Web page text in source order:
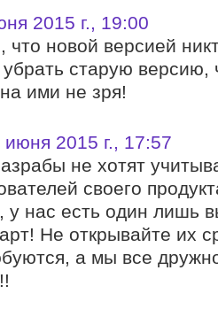
2015 г., 19:00
новой версией
старую версию,
ими не зря!
июня 2015 г., 17:57
не хотят
своего
у нас есть один лишь
Не открывайте их
а мы все